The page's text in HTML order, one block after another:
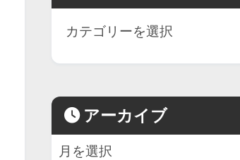
アーカイブ